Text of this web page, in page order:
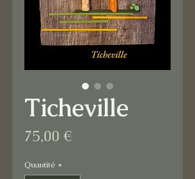
Ticheville
75,00 €
Quantité *